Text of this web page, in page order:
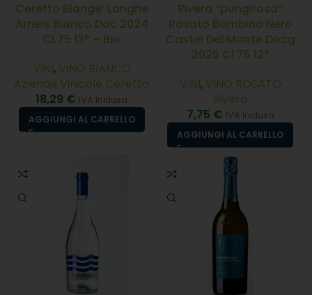
Ceretto Blange’ Langhe
Arneis Bianco Doc 2024
Cl.75 13° – Bio
VINI, VINO BIANCO
Aziende Vinicole Ceretto
18,29 € IVA Inclusa
AGGIUNGI AL CARRELLO
Rivera “pungirosa”
Rosato Bombino Nero
Castel Del Monte Docg
2025 Cl.75 12°
VINI, VINO ROSATO
Rivera
7,75 € IVA Inclusa
AGGIUNGI AL CARRELLO